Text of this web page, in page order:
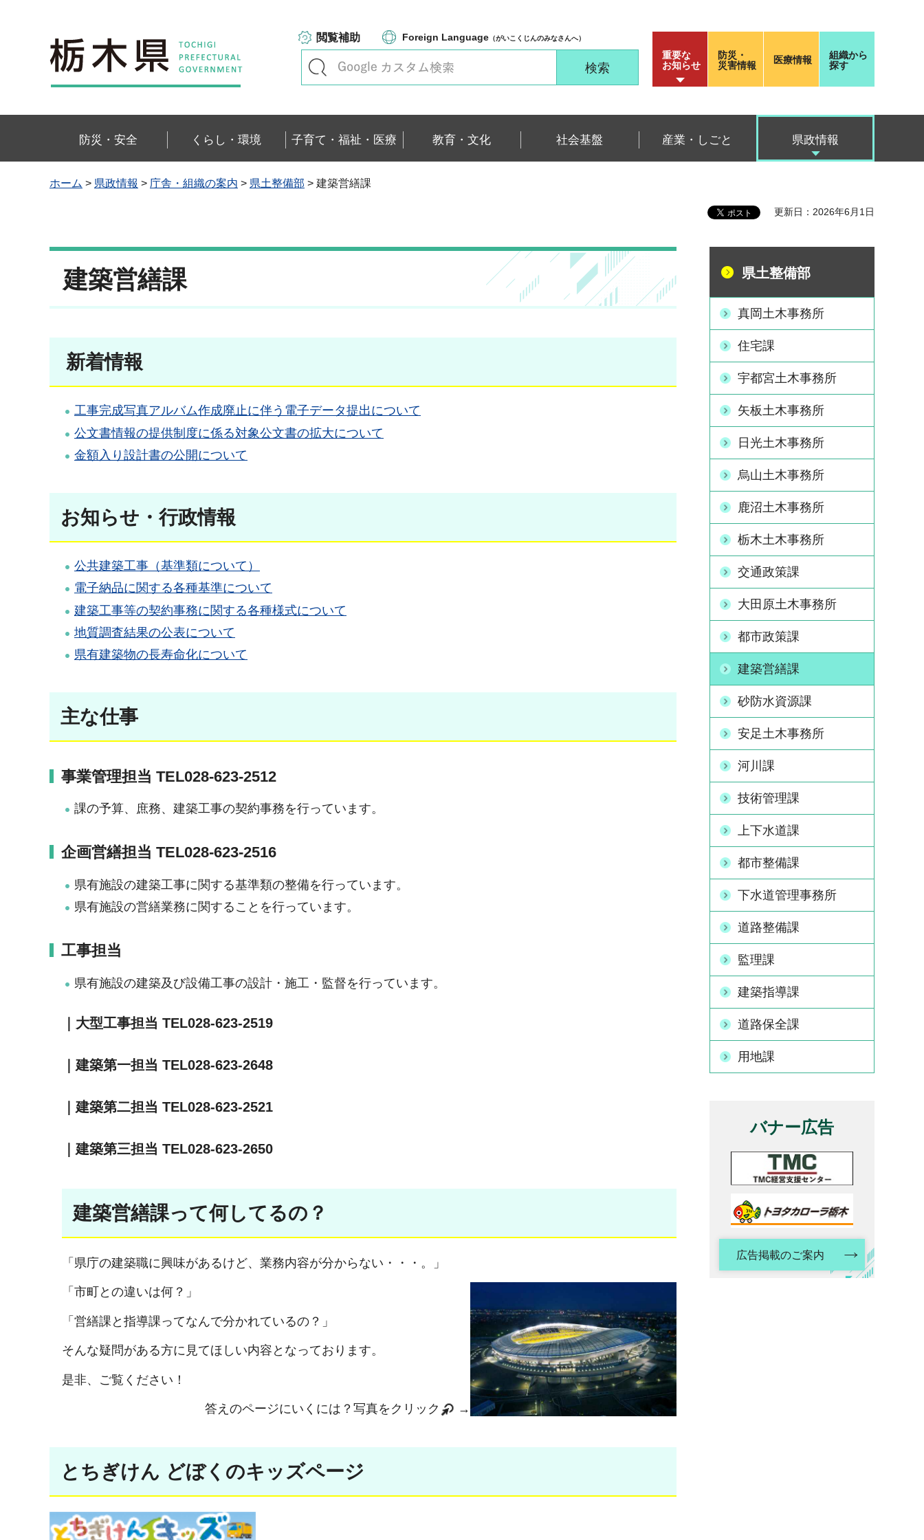
栃木県
閲覧補助 Foreign Language （がいこくじんのみなさんへ）
重要な
お知らせ
防災・
災害情報
医療情報
組織から
探す
防災・安全 くらし・環境 子育て・福祉・医療 教育・文化 社会基盤 産業・しごと 県政情報
ホーム > 県政情報 > 庁舎・組織の案内 > 県土整備部 > 建築営繕課
更新日：2026年6月1日
建築営繕課
新着情報
工事完成写真アルバム作成廃止に伴う電子データ提出について
公文書情報の提供制度に係る対象公文書の拡大について
金額入り設計書の公開について
お知らせ・行政情報
公共建築工事（基準類について）
電子納品に関する各種基準について
建築工事等の契約事務に関する各種様式について
地質調査結果の公表について
県有建築物の長寿命化について
主な仕事
事業管理担当 TEL028-623-2512
課の予算、庶務、建築工事の契約事務を行っています。
企画営繕担当 TEL028-623-2516
県有施設の建築工事に関する基準類の整備を行っています。
県有施設の営繕業務に関することを行っています。
工事担当
県有施設の建築及び設備工事の設計・施工・監督を行っています。
｜大型工事担当 TEL028-623-2519
｜建築第一担当 TEL028-623-2648
｜建築第二担当 TEL028-623-2521
｜建築第三担当 TEL028-623-2650
建築営繕課って何してるの？
「県庁の建築職に興味があるけど、業務内容が分からない・・・。」
「市町との違いは何？」
「営繕課と指導課ってなんで分かれているの？」
そんな疑問がある方に見てほしい内容となっております。
是非、ご覧ください！
答えのページにいくには？写真をクリック →
とちぎけん どぼくのキッズページ
県土整備部
真岡土木事務所
住宅課
宇都宮土木事務所
矢板土木事務所
日光土木事務所
烏山土木事務所
鹿沼土木事務所
栃木土木事務所
交通政策課
大田原土木事務所
都市政策課
建築営繕課
砂防水資源課
安足土木事務所
河川課
技術管理課
上下水道課
都市整備課
下水道管理事務所
道路整備課
監理課
建築指導課
道路保全課
用地課
バナー広告
広告掲載のご案内